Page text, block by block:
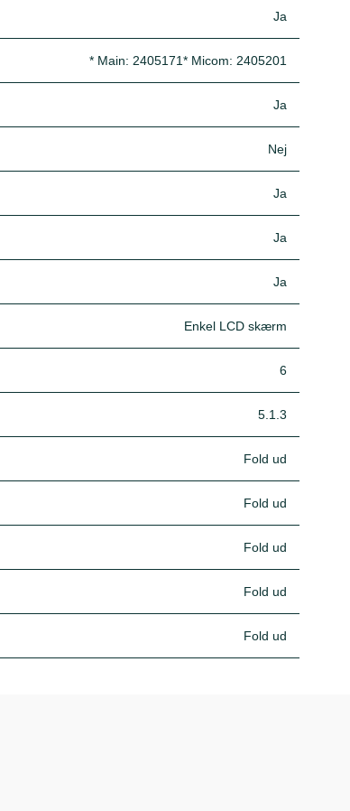
Ja
* Main: 2405171* Micom: 2405201
Ja
Nej
Ja
Ja
Ja
Enkel LCD skærm
6
5.1.3
Fold ud
Fold ud
Fold ud
Fold ud
Fold ud